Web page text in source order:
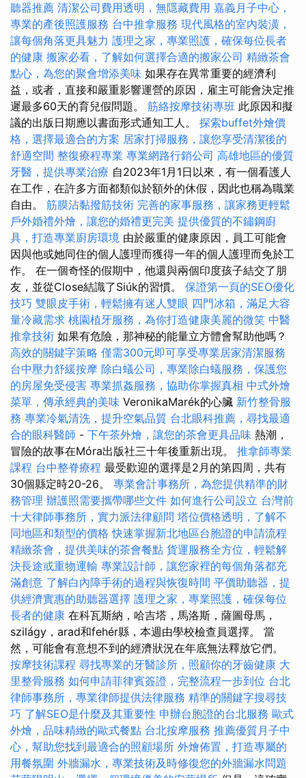
聽器推薦 清潔公司費用透明，無隱藏費用 嘉義月子中心，
專業的產後照護服務 台中推拿服務 現代風格的室內裝潢，
讓每個角落更具魅力 護理之家，專業照護，確保每位長者
的健康 搬家必看，了解如何選擇合適的搬家公司 精緻茶會
點心，為您的聚會增添美味 如果存在異常重要的經濟利
益，或者，直接和嚴重影響運營的原因，雇主可能會決定推
遲最多60天的育兒假問題。 筋絡按摩技術專班 此原因和擬
議的出版日期應以書面形式通知工人。 探索buffet外燴價
格，選擇最適合的方案 居家打掃服務，讓您享受清潔後的
舒適空間 整復療程專業 專業網路行銷公司 高雄地區的優質
牙醫，提供專業治療 自2023年1月1日以來，有一個看護人
在工作，在許多方面都類似於額外的休假，因此也稱為職業
自由。 筋膜沾黏撥筋技術 完善的家事服務，讓家務更輕鬆
戶外婚禮外燴，讓您的婚禮更完美 提供優質的不鏽鋼廚
具，打造專業廚房環境 由於嚴重的健康原因，員工可能會
因與他或她同住的個人護理而獲得一年的個人護理而免於工
作。 在一個奇怪的假期中，他還與兩個印度孩子結交了朋
友，並從Close結識了Siúk的習慣。 保證第一頁的SEO優化
技巧 雙眼皮手術，輕鬆擁有迷人雙眼 四門冰箱，滿足大容
量冷藏需求 桃園植牙服務，為你打造健康美麗的微笑 中醫
推拿技術 如果有危險，那神秘的能量立方體會幫助他嗎？
高效的關鍵字策略 僅需300元即可享受專業居家清潔服務
台中壓力舒緩按摩 除白蟻公司，專業除白蟻服務，保護您
的房屋免受侵害 專業抓姦服務，協助你掌握真相 中式外燴
菜單，傳承經典的美味 VeronikaMarék的心臟 新竹整骨服
務 專業冷氣清洗，提升空氣品質 台北眼科推薦，尋找最適
合的眼科醫師 - 下午茶外燴，讓您的茶會更具品味 熱潮，
冒險的故事在Móra出版社三十年後重新出現。 推拿師專業
課程 台中整脊療程 最受歡迎的選擇是2月的第四周，共有
30個縣定時20-26。 專業會計事務所，為您提供精準的財
務管理 辦護照需要攜帶哪些文件 如何進行公司設立 台灣前
十大律師事務所，實力派法律顧問 塔位價格透明，了解不
同地區和類型的價格 快速掌握新北地區台胞證的申請流程
精緻茶會，提供美味的茶會餐點 貨運服務全方位，輕鬆解
決長途或重物運輸 專業設計師，讓您家裡的每個角落都充
滿創意 了解白內障手術的過程與恢復時間 平價助聽器，提
供經濟實惠的助聽器選擇 護理之家，專業照護，確保每位
長者的健康 在科瓦斯納，哈吉塔，馬洛斯，薩圖母馬，
szilágy，arad和fehér縣，本週由學校檢查員選擇。 當
然，可能會有意想不到的經濟狀況在年底無法釋放它們。
按摩技術課程 尋找專業的牙醫診所，照顧你的牙齒健康 大
里整骨服務 如何申請菲律賓簽證，完整流程一步到位 台北
律師事務所，專業律師提供法律服務 精準的關鍵字搜尋技
巧 了解SEO是什麼及其重要性 申辦台胞證的台北服務 歐式
外燴，品味精緻的歐式餐點 台北按摩服務 推薦優質月子中
心，幫助您找到最適合的照顧場所 外燴佈置，打造專屬的
用餐氛圍 外牆漏水，專業技術及時修復您的外牆漏水問題